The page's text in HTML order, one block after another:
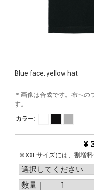
Blue face, yellow hat
＊画像は合成です。布への
す。
カラー:
¥
※XXLサイズには、割増料